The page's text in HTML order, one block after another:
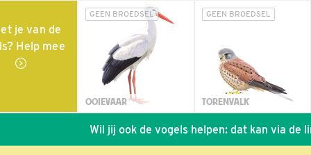
je van de
Help mee
GEEN BROEDSEL
OOIEVAAR
GEEN BROEDSEL
TORENVALK
Wil jij ook de vogels helpen: dat kan via de link!